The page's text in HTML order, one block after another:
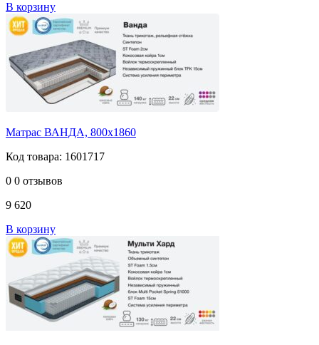
В корзину
Матрас ВАНДА, 800х1860
Код товара: 1601717
0 0 отзывов
9 620
В корзину